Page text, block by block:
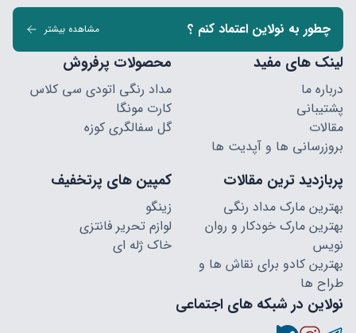
چطور به نولاین اعتماد کنم ؟ مشاهده بیشتر
لینک های مفید
درباره ما
پشتیبانی
مقالات
بروزرسانی ها و آپدیت ها
محصولات پرفروش
مداد رنگی اتودی سی کلاس
کارت مونگا
گل سفالگری کوزه
پربازدید ترین مقالات
بهترین مارک مداد رنگی
بهترین مارک خودکار و روان
نویس
بهترین کادو برای نقاش ها و
طراح ها
کمپین های پرتخفیف
زینگو
لوازم تحریر فانتزی
خاک ژله ای
نولاین در شبکه های اجتماعی